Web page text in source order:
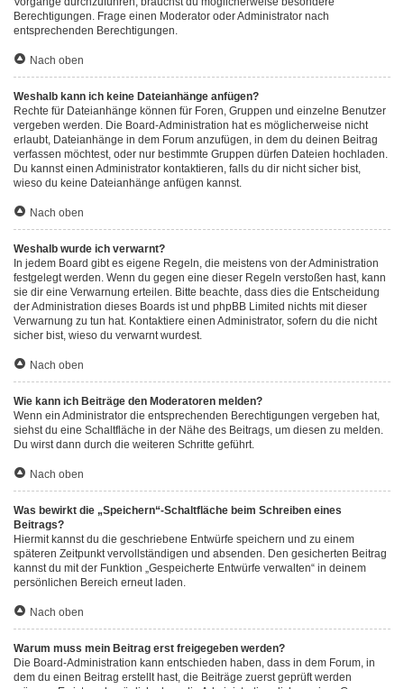
Berechtigungen. Frage einen Moderator oder Administrator nach
entsprechenden Berechtigungen.
Nach oben
Weshalb kann ich keine Dateianhänge anfügen?
Rechte für Dateianhänge können für Foren, Gruppen und einzelne Benutzer
vergeben werden. Die Board-Administration hat es möglicherweise nicht
erlaubt, Dateianhänge in dem Forum anzufügen, in dem du deinen Beitrag
verfassen möchtest, oder nur bestimmte Gruppen dürfen Dateien hochladen.
Du kannst einen Administrator kontaktieren, falls du dir nicht sicher bist,
wieso du keine Dateianhänge anfügen kannst.
Nach oben
Weshalb wurde ich verwarnt?
In jedem Board gibt es eigene Regeln, die meistens von der Administration
festgelegt werden. Wenn du gegen eine dieser Regeln verstoßen hast, kann
sie dir eine Verwarnung erteilen. Bitte beachte, dass dies die Entscheidung
der Administration dieses Boards ist und phpBB Limited nichts mit dieser
Verwarnung zu tun hat. Kontaktiere einen Administrator, sofern du die nicht
sicher bist, wieso du verwarnt wurdest.
Nach oben
Wie kann ich Beiträge den Moderatoren melden?
Wenn ein Administrator die entsprechenden Berechtigungen vergeben hat,
siehst du eine Schaltfläche in der Nähe des Beitrags, um diesen zu melden.
Du wirst dann durch die weiteren Schritte geführt.
Nach oben
Was bewirkt die „Speichern“-Schaltfläche beim Schreiben eines
Beitrags?
Hiermit kannst du die geschriebene Entwürfe speichern und zu einem
späteren Zeitpunkt vervollständigen und absenden. Den gesicherten Beitrag
kannst du mit der Funktion „Gespeicherte Entwürfe verwalten“ in deinem
persönlichen Bereich erneut laden.
Nach oben
Warum muss mein Beitrag erst freigegeben werden?
Die Board-Administration kann entschieden haben, dass in dem Forum, in
dem du einen Beitrag erstellt hast, die Beiträge zuerst geprüft werden